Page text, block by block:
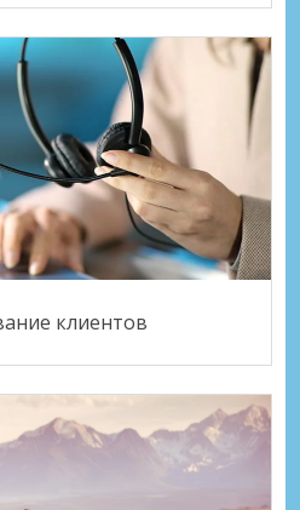
клиентов